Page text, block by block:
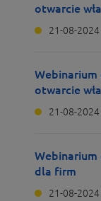
otwarcie
21-08-2024
Webinarium
otwarcie
21-08-2024
Webinarium
dla firm
21-08-2024